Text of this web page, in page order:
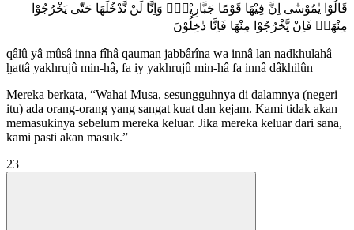
قَالُوْا يٰمُوْسٰٓى اِنَّ فِيْهَا قَوْمًا جَبَّارِيْنَۖ وَاِنَّا لَنْ نَّدْخُلَهَا حَتّٰى يَخْرُجُوْا
مِنْهَاۚ فَاِنْ يَّخْرُجُوْا مِنْهَا فَاِنَّا دٰخِلُوْنَ
qâlû yâ mûsâ inna fîhâ qauman jabbârîna wa innâ lan nadkhulahâ
ḫattâ yakhrujû min-hâ, fa iy yakhrujû min-hâ fa innâ dâkhilûn
Mereka berkata, “Wahai Musa, sesungguhnya di dalamnya (negeri
itu) ada orang-orang yang sangat kuat dan kejam. Kami tidak akan
memasukinya sebelum mereka keluar. Jika mereka keluar dari sana,
kami pasti akan masuk.”
23